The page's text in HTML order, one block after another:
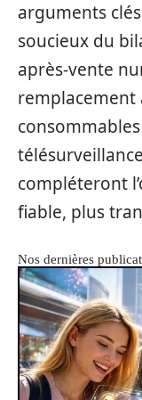
arguments
soucieux du
après-vente
compléteront
fiable, plus
Nos dernières